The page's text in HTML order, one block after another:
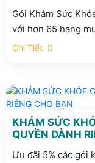
Gói Khám Sức
với hơn 65 hạng
tổng thể tình trạng
Chi Tiết
KHÁM SỨC
QUYỀN DÀNH
Ưu đãi 5% các gói